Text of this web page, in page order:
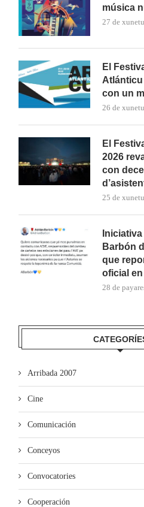
Semando Son amuesa’l nuevu folk
música
27 de
El
con un
26 de
El
2026
con
25 de
Barbón
que
oficial
28 de
Arribada 2007
Cine
Comunicación
Conceyos
Convocatories
Cooperación